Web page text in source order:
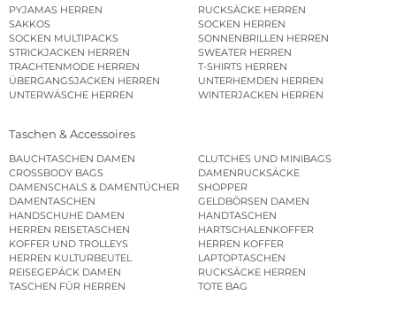
PYJAMAS HERREN
RUCKSÄCKE HERREN
SAKKOS
SOCKEN HERREN
SOCKEN MULTIPACKS
SONNENBRILLEN HERREN
STRICKJACKEN HERREN
SWEATER HERREN
TRACHTENMODE HERREN
T-SHIRTS HERREN
ÜBERGANGSJACKEN HERREN
UNTERHEMDEN HERREN
UNTERWÄSCHE HERREN
WINTERJACKEN HERREN
Taschen & Accessoires
BAUCHTASCHEN DAMEN
CLUTCHES UND MINIBAGS
CROSSBODY BAGS
DAMENRUCKSÄCKE
DAMENSCHALS & DAMENTÜCHER
SHOPPER
DAMENTASCHEN
GELDBÖRSEN DAMEN
HANDSCHUHE DAMEN
HANDTASCHEN
HERREN REISETASCHEN
HARTSCHALENKOFFER
KOFFER UND TROLLEYS
HERREN KOFFER
HERREN KULTURBEUTEL
LAPTOPTASCHEN
REISEGEPÄCK DAMEN
RUCKSÄCKE HERREN
TASCHEN FÜR HERREN
TOTE BAG